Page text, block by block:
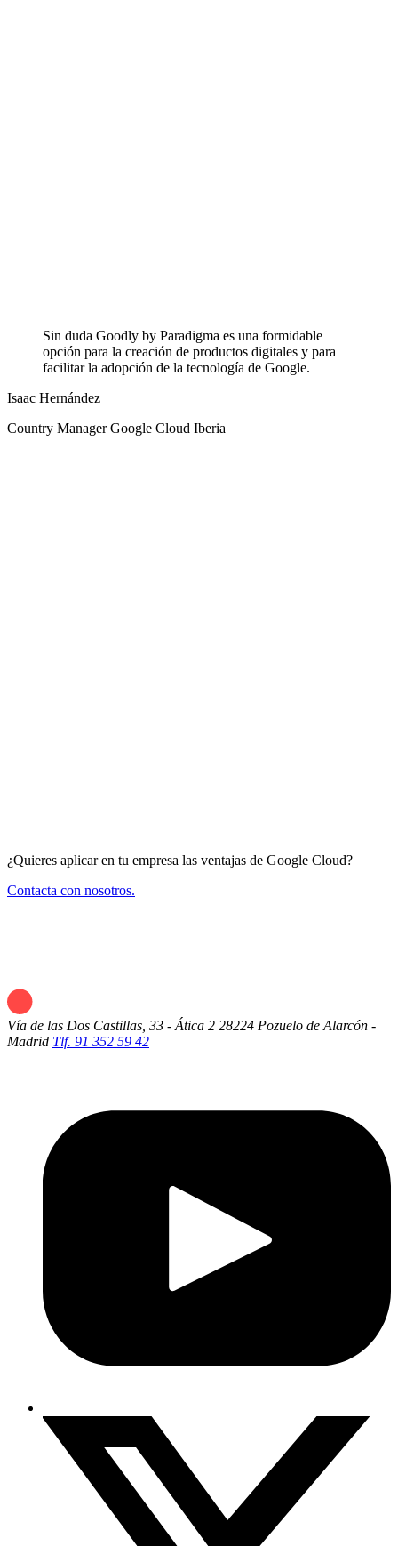
Sin duda Goodly by Paradigma es una formidable
opción para la creación de productos digitales y para
facilitar la adopción de la tecnología de Google.
Isaac Hernández
Country Manager Google Cloud Iberia
¿Quieres aplicar en tu empresa las ventajas de Google Cloud?
Contacta con nosotros.
Vía de las Dos Castillas, 33 - Ática 2 28224 Pozuelo de Alarcón -
Madrid Tlf. 91 352 59 42